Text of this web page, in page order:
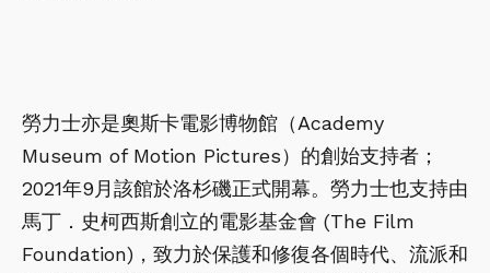
勞力士亦是奧斯卡電影博物館（Academy
Museum of Motion Pictures）的創始支持者；
2021年9月該館於洛杉磯正式開幕。勞力士也支持由
馬丁．史柯西斯創立的電影基金會 (The Film
Foundation)，致力於保護和修復各個時代、流派和